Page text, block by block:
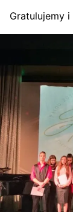
Gratulujemy